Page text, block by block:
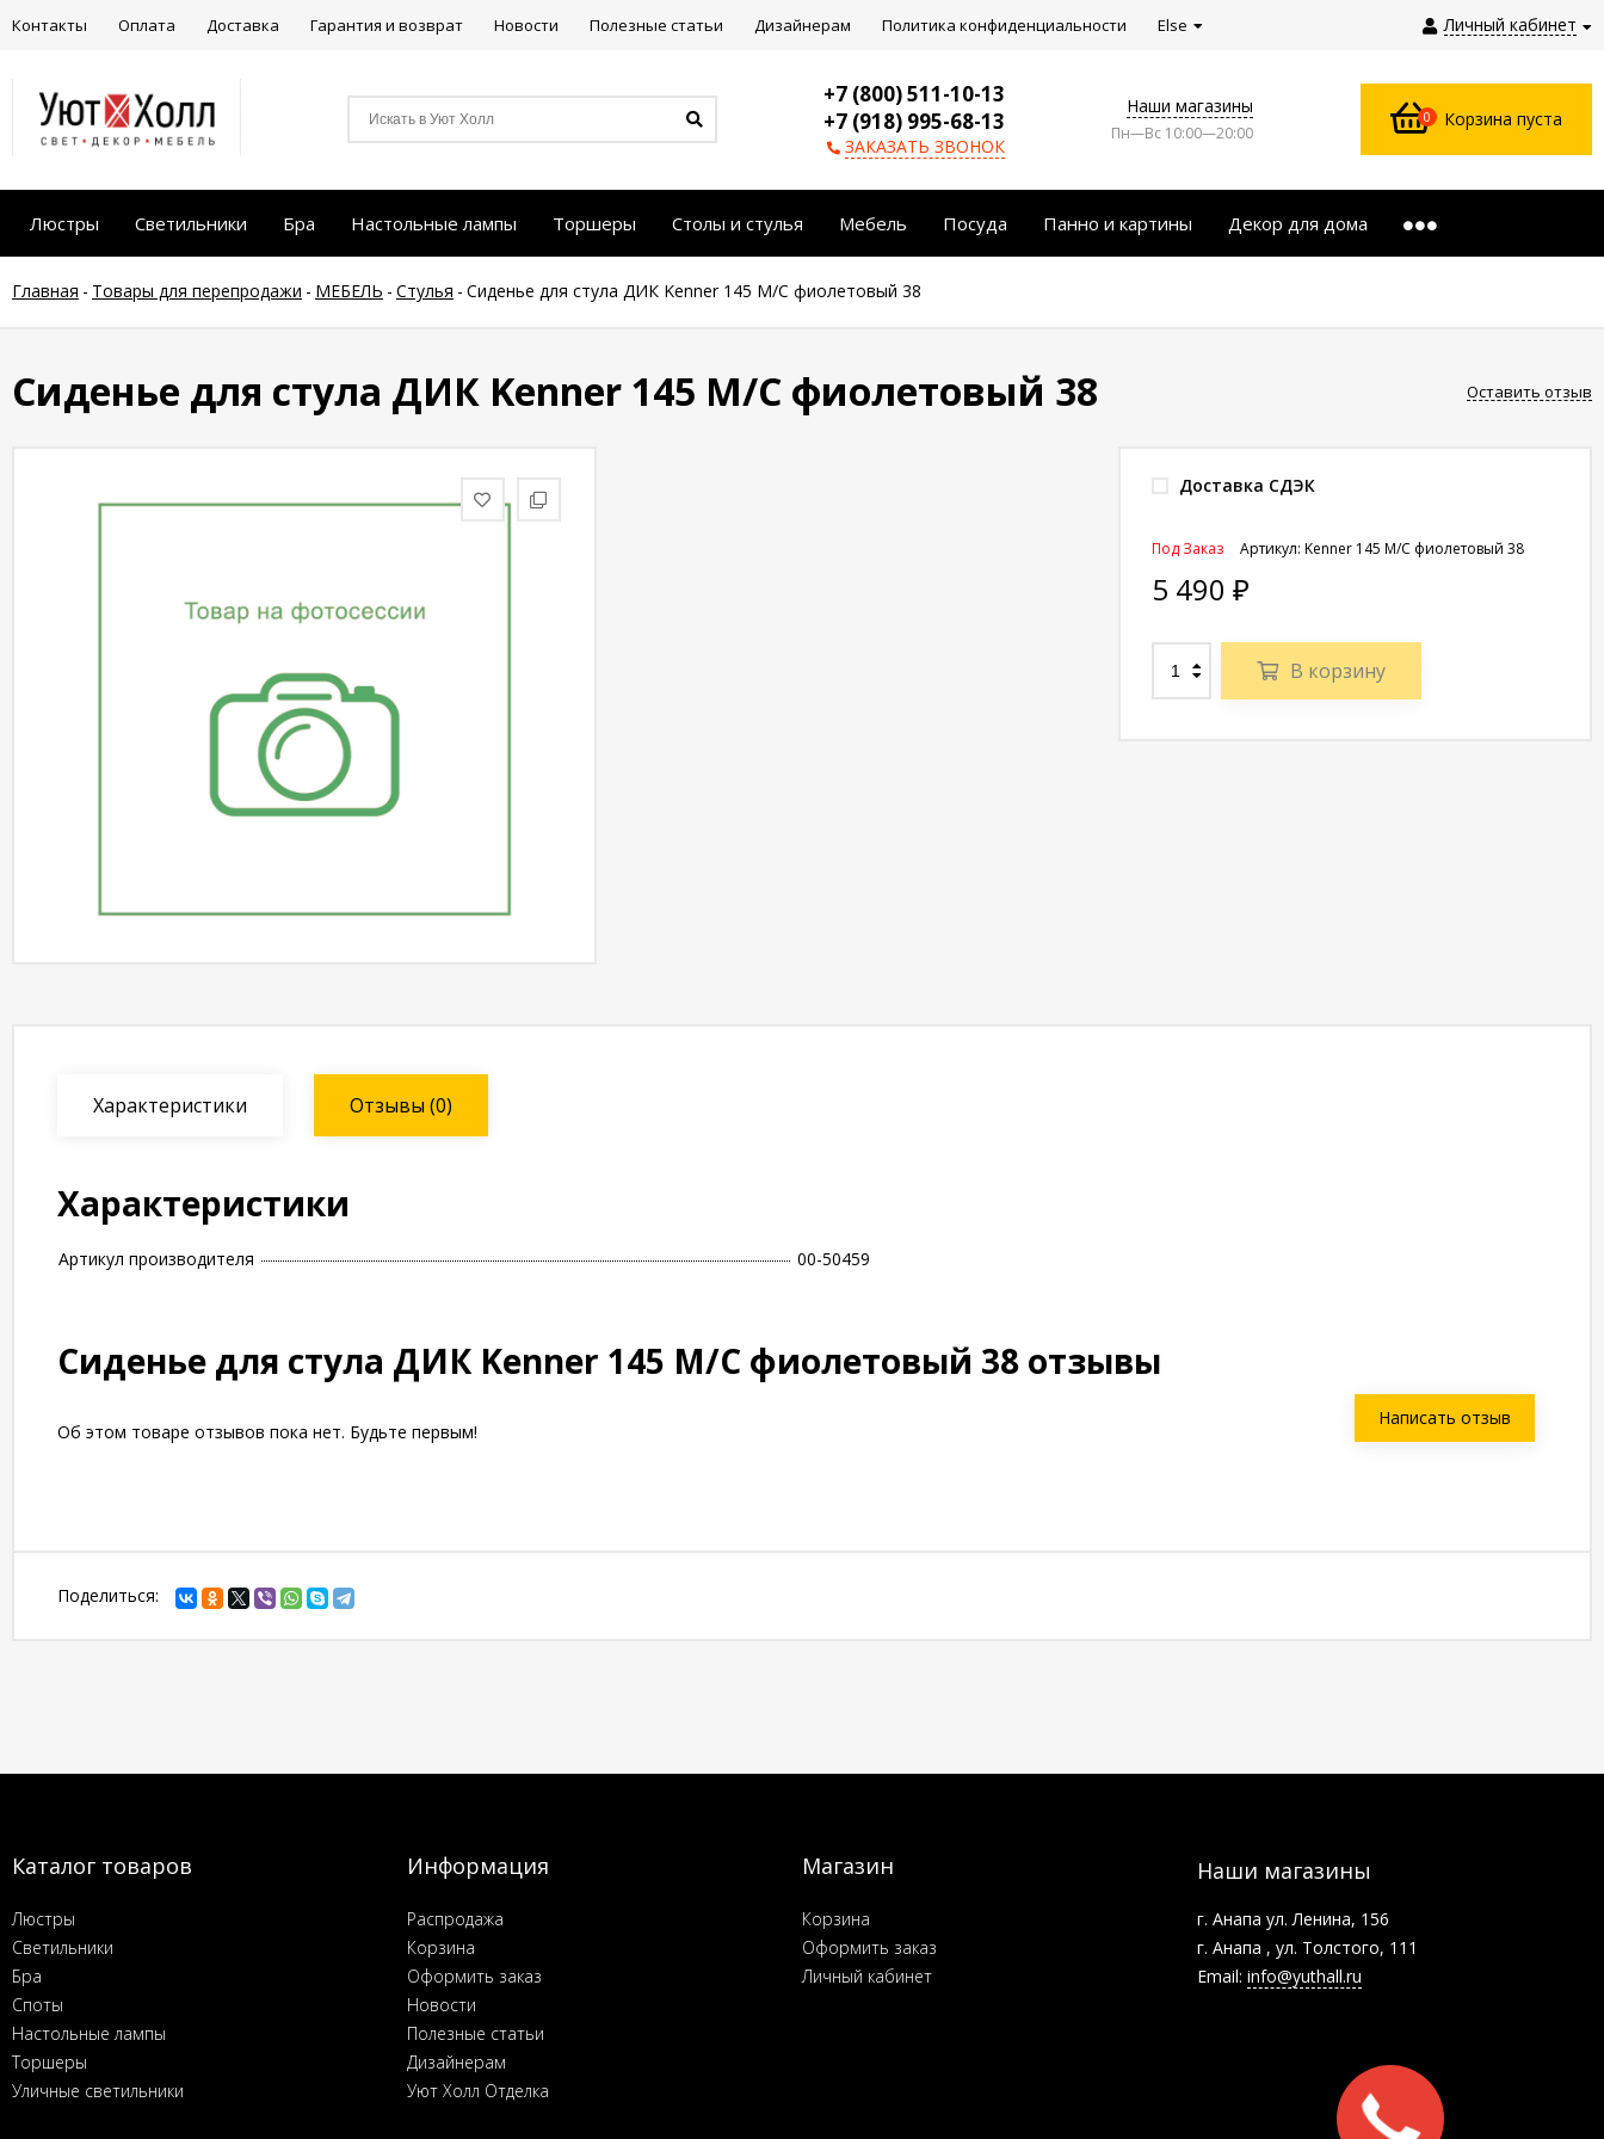
Личный кабинет
Контакты Оплата Доставка Гарантия и возврат Новости Полезные статьи Дизайнерам Политика конфиденциальности Else
+7 (800) 511-10-13
+7 (918) 995-68-13
ЗАКАЗАТЬ ЗВОНОК
Наши магазины
Пн—Вс 10:00—20:00
0 Корзина пуста
Люстры Светильники Бра Настольные лампы Торшеры Столы и стулья Мебель Посуда Панно и картины Декор для дома
Главная - Товары для перепродажи - МЕБЕЛЬ - Стулья - Сиденье для стула ДИК Kenner 145 М/С фиолетовый 38
Сиденье для стула ДИК Kenner 145 М/С фиолетовый 38 Оставить отзыв
Доставка СДЭК
Артикул: Kenner 145 М/С фиолетовый 38
Под Заказ
5 490 ₽
В корзину
Характеристики Отзывы (0)
Характеристики
Артикул производителя 00-50459
Сиденье для стула ДИК Kenner 145 М/С фиолетовый 38 отзывы
Написать отзыв
Об этом товаре отзывов пока нет. Будьте первым!
Поделиться:
Каталог товаров
Люстры
Светильники
Бра
Споты
Настольные лампы
Торшеры
Уличные светильники
Информация
Распродажа
Корзина
Оформить заказ
Новости
Полезные статьи
Дизайнерам
Уют Холл Отделка
Магазин
Корзина
Оформить заказ
Личный кабинет
Наши магазины
г. Анапа ул. Ленина, 156
г. Анапа , ул. Толстого, 111
Email: info@yuthall.ru